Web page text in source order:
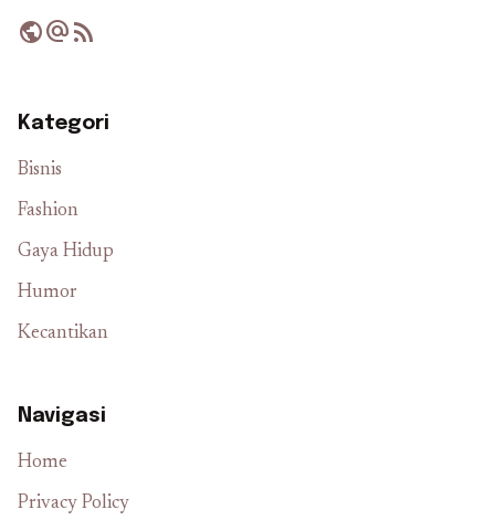
publicalternate_emailrss_feed
Kategori
Bisnis
Fashion
Gaya Hidup
Humor
Kecantikan
Navigasi
Home
Privacy Policy